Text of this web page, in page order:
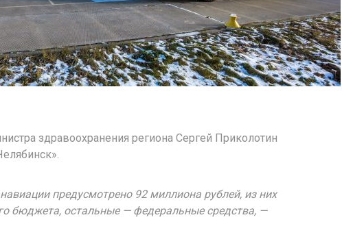
здравоохранения региона Сергей Приколотин
предусмотрено 92 миллиона рублей, из них
бюджета, остальные — федеральные средства, —